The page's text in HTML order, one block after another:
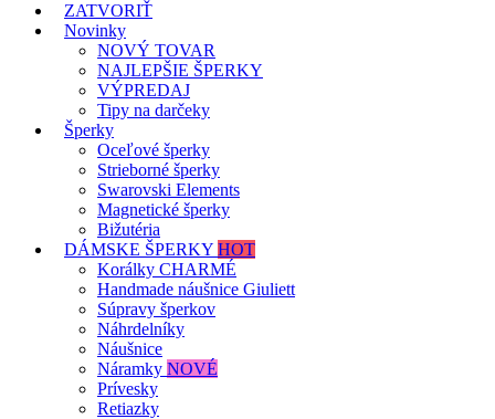
ZATVORIŤ
Novinky
NOVÝ TOVAR
NAJLEPŠIE ŠPERKY
VÝPREDAJ
Tipy na darčeky
Šperky
Oceľové šperky
Strieborné šperky
Swarovski Elements
Magnetické šperky
Bižutéria
DÁMSKE ŠPERKY HOT
Korálky CHARMÉ
Handmade náušnice Giuliett
Súpravy šperkov
Náhrdelníky
Náušnice
Náramky NOVÉ
Prívesky
Retiazky